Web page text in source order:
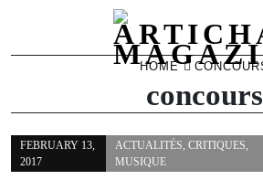
content
HOME
concours
FEBRUARY 13,
2017
ACTUALITÉS,CRITIQUES,
MUSIQUE